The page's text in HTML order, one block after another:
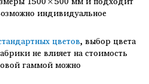
индивидуальное
цветов, выбор цвета
не влияет на стоимость
гаммой можно